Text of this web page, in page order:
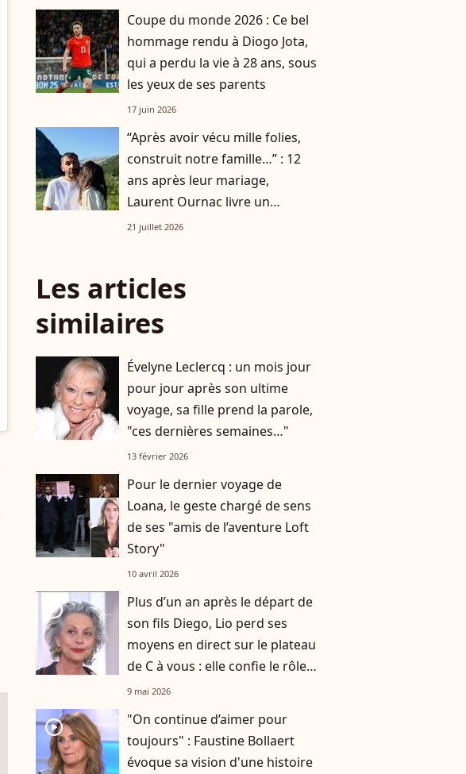
Coupe du monde 2026 : Ce bel
hommage rendu à Diogo Jota,
qui a perdu la vie à 28 ans, sous
les yeux de ses parents
17 juin 2026
“Après avoir vécu mille folies,
construit notre famille…” : 12
ans après leur mariage,
Laurent Ournac livre un
message public à sa femme
21 juillet 2026
Les articles
similaires
Évelyne Leclercq : un mois jour
pour jour après son ultime
voyage, sa fille prend la parole,
"ces dernières semaines…"
13 février 2026
Pour le dernier voyage de
Loana, le geste chargé de sens
de ses "amis de l’aventure Loft
Story"
10 avril 2026
player2
Plus d’un an après le départ de
son fils Diego, Lio perd ses
moyens en direct sur le plateau
de C à vous : elle confie le rôle
précieux qu’il a eu sur son
9 mai 2026
player2
"On continue d’aimer pour
toujours" : Faustine Bollaert
évoque sa vision d'une histoire